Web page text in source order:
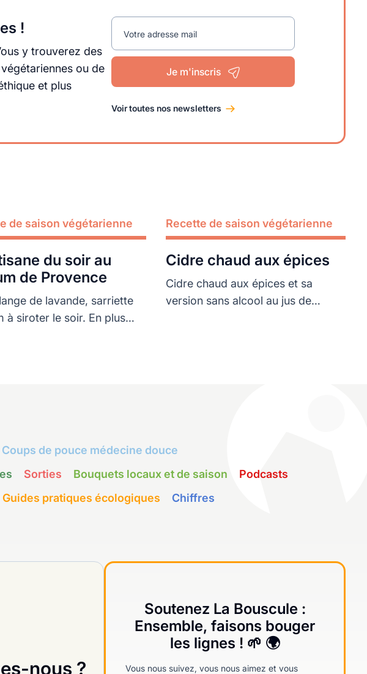
!
y trouverez des
ou de
et plus
Votre adresse mail
Je m'inscris
Voir toutes nos newsletters
de saison végétarienne
de Provence
de lavande, sarriette
à siroter le soir. En plus
Recette de saison végétarienne
Cidre chaud aux épices
Cidre chaud aux épices et sa
version sans alcool au jus de
Lire plus
Coups de pouce médecine douce
Sorties Bouquets locaux et de saison
Podcasts
Guides pratiques écologiques Chiffres
nous ?
Soutenez La Bouscule :
Ensemble, faisons bouger
les lignes ! 🌱 🌍
Vous nous suivez, vous nous aimez et vous